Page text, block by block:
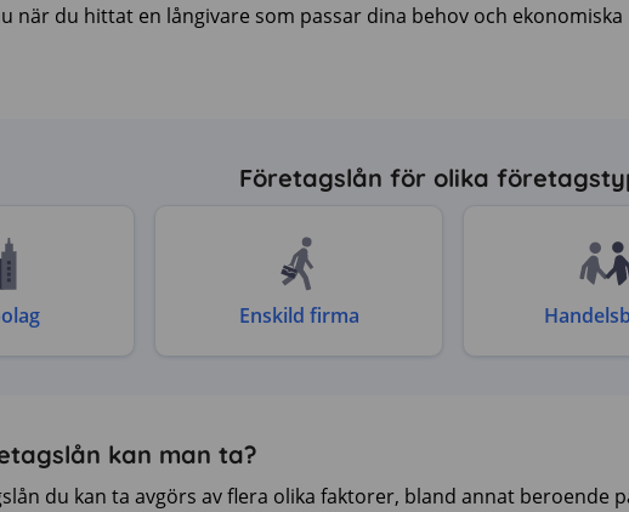
när du hittat en långivare som passar dina behov och ekonomiska
Företagslån för olika
Enskild firma
kan man ta?
du kan ta avgörs av flera olika faktorer, bland annat beroende